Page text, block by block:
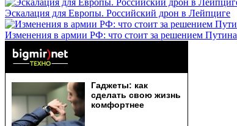
Эскалация для Европы. Российский дрон в Лейпциге
Изменения в армии РФ: что стоит за решением Путина